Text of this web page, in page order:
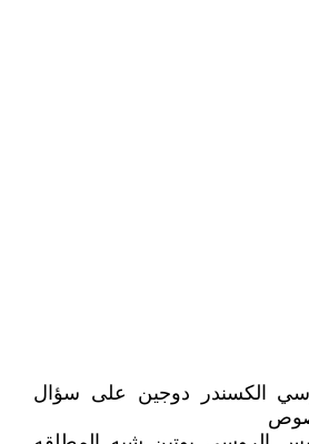
الكسندر دوجين على سؤال